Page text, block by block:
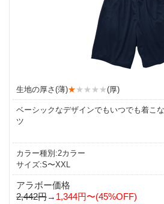
生地の厚さ(薄)★★★★★(厚)
ベーシックなデザインでもいつでも着こ
ツ
カラー種別:2カラー
サイズ:S〜XXL
アラボー価格
2,442円→ 1,344円〜(45%OFF)